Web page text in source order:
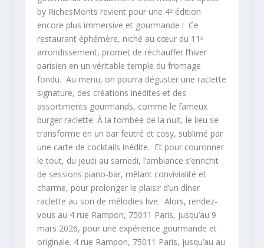
by RichesMonts revient pour une 4ᵉ édition
encore plus immersive et gourmande ! Ce
restaurant éphémère, niché au cœur du 11ᵉ
arrondissement, promet de réchauffer l’hiver
parisien en un véritable temple du fromage
fondu. Au menu, on pourra déguster une raclette
signature, des créations inédites et des
assortiments gourmands, comme le fameux
burger raclette. À la tombée de la nuit, le lieu se
transforme en un bar feutré et cosy, sublimé par
une carte de cocktails inédite. Et pour couronner
le tout, du jeudi au samedi, l’ambiance s’enrichit
de sessions piano-bar, mêlant convivialité et
charme, pour prolonger le plaisir d’un dîner
raclette au son de mélodies live. Alors, rendez-
vous au 4 rue Rampon, 75011 Paris, jusqu’au 9
mars 2026, pour une expérience gourmande et
originale. 4 rue Rampon, 75011 Paris, jusqu’au au